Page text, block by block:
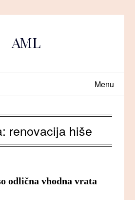
AML
Menu
renovacija hiše
odlična vhodna vrata